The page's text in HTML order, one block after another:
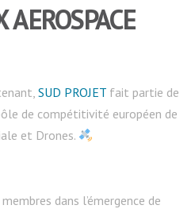
AEROSPACE
SUD PROJET fait partie de
de compétitivité européen de
et Drones.
dans l’émergence de